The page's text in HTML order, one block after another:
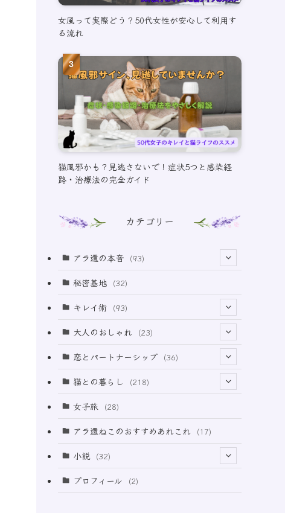
女風って実際どう？50代女性が安心して利用す
る流れ
猫風邪かも？見逃さないで！症状5つと感染経
路・治療法の完全ガイド
カテゴリー
アラ還の本音 (93)
(69)
(18)
秘密基地 (32)
キレイ術 (93)
(32)
(49)
大人のおしゃれ (23)
(21)
(2)
恋とパートナーシップ (36)
(33)
(3)
猫との暮らし (218)
(21)
(49)
(73)
女子旅 (28)
アラ還ねこのおすすめあれこれ (17)
小説 (32)
プロフィール (2)